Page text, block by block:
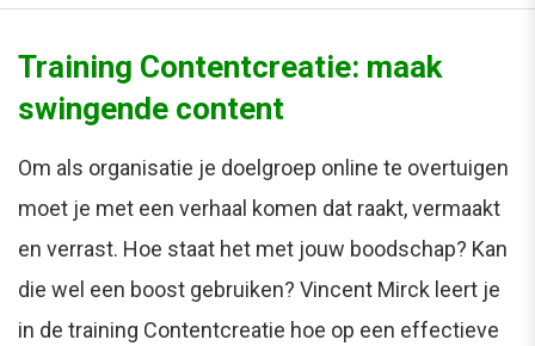
Training Contentcreatie: maak
swingende content
Om als organisatie je doelgroep online te overtuigen
moet je met een verhaal komen dat raakt, vermaakt
en verrast. Hoe staat het met jouw boodschap? Kan
die wel een boost gebruiken? Vincent Mirck leert je
in de training Contentcreatie hoe op een effectieve